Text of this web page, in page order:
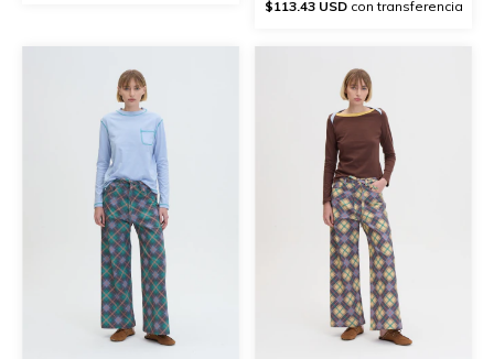
$113.43 USDcon transferencia